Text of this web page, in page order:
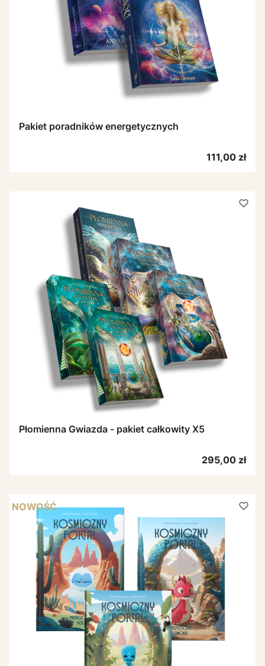
Pakiet poradników energetycznych
Cena
111,00 zł
Płomienna Gwiazda - pakiet całkowity X5
Cena
295,00 zł
NOWOŚĆ